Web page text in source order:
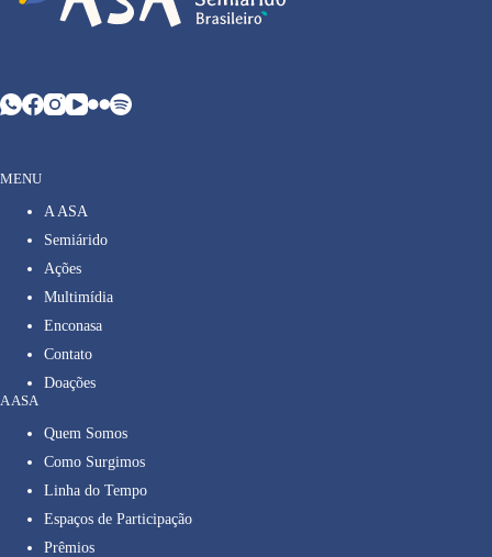
MENU
A ASA
Semiárido
Ações
Multimídia
Enconasa
Contato
Doações
A ASA
Quem Somos
Como Surgimos
Linha do Tempo
Espaços de Participação
Prêmios